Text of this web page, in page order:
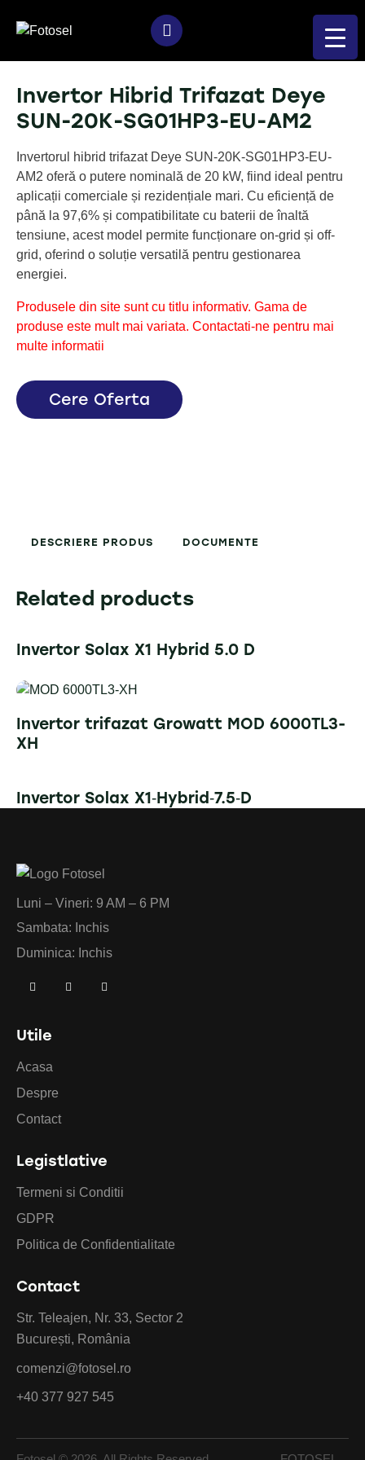
Invertor Hibrid Trifazat Deye
SUN-20K-SG01HP3-EU-AM2
Invertorul hibrid trifazat Deye SUN-20K-SG01HP3-EU-
AM2 oferă o putere nominală de 20 kW, fiind ideal pentru
aplicații comerciale și rezidențiale mari. Cu eficiență de
până la 97,6% și compatibilitate cu baterii de înaltă
tensiune, acest model permite funcționare on-grid și off-
grid, oferind o soluție versatilă pentru gestionarea
energiei.
Produsele din site sunt cu titlu informativ. Gama de
produse este mult mai variata. Contactati-ne pentru mai
multe informatii
Cere Oferta
DESCRIERE PRODUS DOCUMENTE
Related products
Invertor Solax X1 Hybrid 5.0 D
Invertor trifazat Growatt MOD 6000TL3-
XH
Invertor Solax X1‐Hybrid‐7.5‐D
Luni – Vineri: 9 AM – 6 PM
Sambata: Inchis
Duminica: Inchis
Utile
Acasa
Despre
Contact
Legistlative
Termeni si Conditii
GDPR
Politica de Confidentialitate
Contact
Str. Teleajen, Nr. 33, Sector 2
București, România
comenzi@fotosel.ro
+40 377 927 545